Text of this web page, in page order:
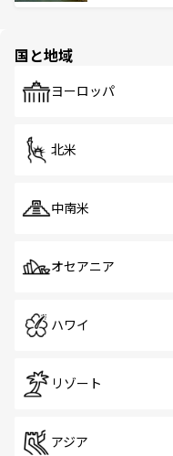
で、ホーカー
国と地域
ヨーロッパ
北米
中南米
オセアニア
ハワイ
リゾート
アジア